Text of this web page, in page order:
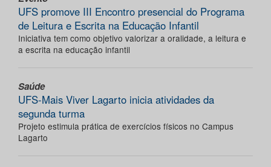
UFS promove III Encontro presencial do Programa
de Leitura e Escrita na Educação Infantil
Iniciativa tem como objetivo valorizar a oralidade, a leitura e
a escrita na educação infantil
Saúde
UFS-Mais Viver Lagarto inicia atividades da
segunda turma
Projeto estimula prática de exercícios físicos no Campus
Lagarto